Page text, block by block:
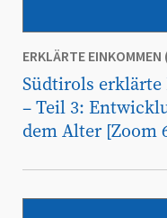
ERKLÄRTE EINKOMMEN
Südtirols erklärte
– Teil 3:
dem Alter [Zoom